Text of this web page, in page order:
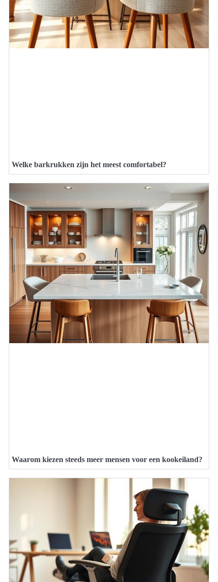
Welke barkrukken zijn het meest comfortabel?
Waarom kiezen steeds meer mensen voor een kookeiland?